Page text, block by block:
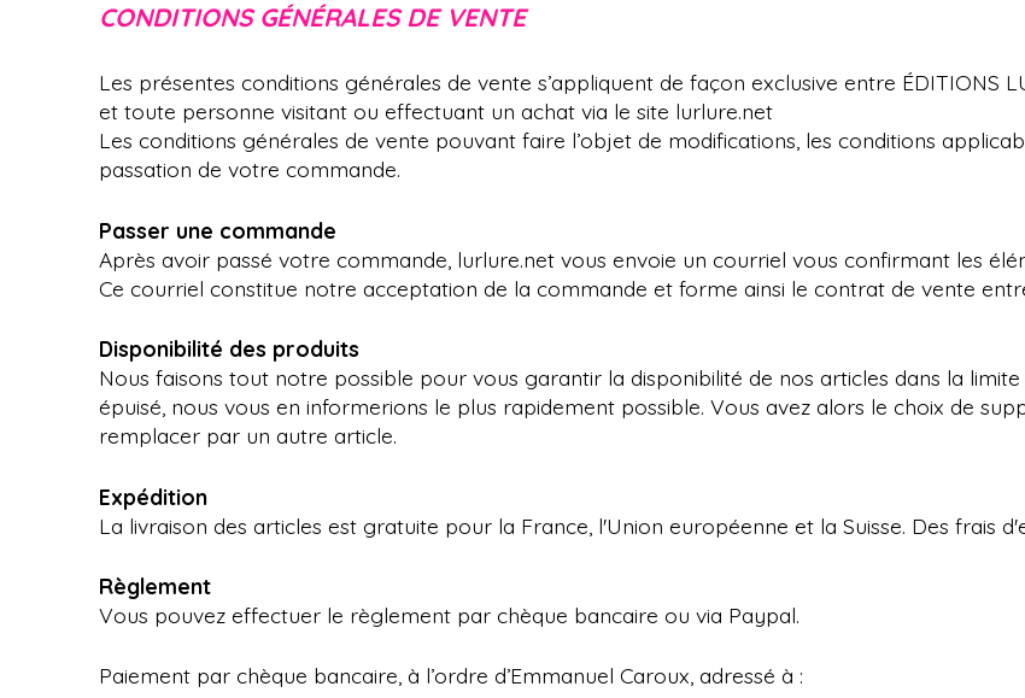
CONDITIONS GÉNÉRALES DE VENTE
Les présentes conditions générales de vente s’appliquent de façon exclusive entre ÉDITIONS
et toute personne visitant ou effectuant un achat via le site lurlure.net
Les conditions générales de vente pouvant faire l’objet de modifications, les conditions
passation de votre commande.
Passer une commande
Après avoir passé votre commande, lurlure.net vous envoie un courriel vous confirmant les
Ce courriel constitue notre acceptation de la commande et forme ainsi le contrat de vente
Disponibilité des produits
Nous faisons tout notre possible pour vous garantir la disponibilité de nos articles dans la
épuisé, nous vous en informerions le plus rapidement possible. Vous avez alors le choix de
remplacer par un autre article.
Expédition
La livraison des articles est gratuite pour la France, l'Union européenne et la Suisse. Des frais
Règlement
Vous pouvez effectuer le règlement par chèque bancaire ou via Paypal.
Paiement par chèque bancaire, à l’ordre d’Emmanuel Caroux, adressé à :
e
u
p
i
n
i
p
l